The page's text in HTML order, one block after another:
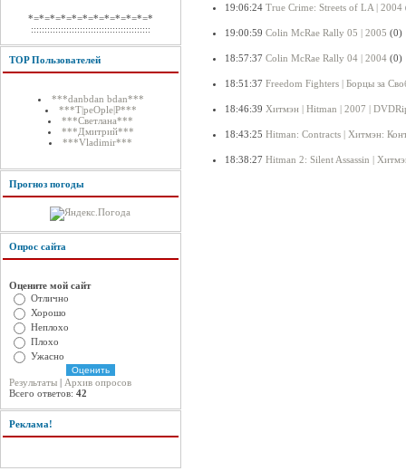
*=*=*=*=*=*=*=*=*=*=*=*
::::::::::::::::::::::::::::::::::::::::::::
TOP Пользователей
***danbdan bdan***
***T|peOple|P***
***Светлана***
***Дмитрий***
***Vladimir***
Прогноз погоды
Опрос сайта
Оцените мой сайт
Отлично
Хорошо
Неплохо
Плохо
Ужасно
Результаты | Архив опросов
Всего ответов: 42
Реклама!
19:06:24 True Crime: Streets of LA | 2004
19:00:59 Colin McRae Rally 05 | 2005 (0)
18:57:37 Colin McRae Rally 04 | 2004 (0)
18:51:37 Freedom Fighters | Борцы за
18:46:39 Хитмэн | Hitman | 2007 |
18:43:25 Hitman: Contracts | Хитмэн:
18:38:27 Hitman 2: Silent Assassin |